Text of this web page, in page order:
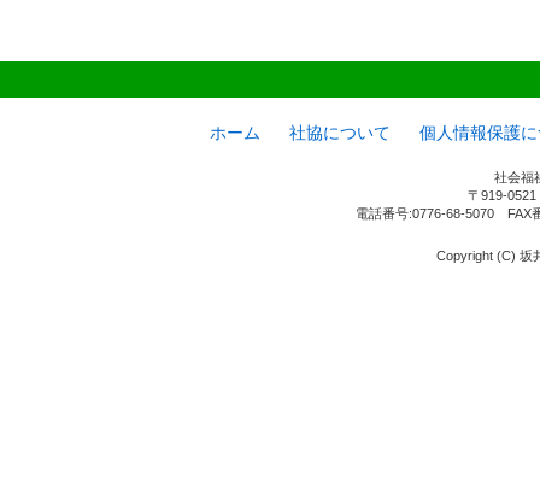
ホーム 社協について 個人情報保護
社会福
〒919-
電話番号:0776-68-5070
Copyright (C) 坂